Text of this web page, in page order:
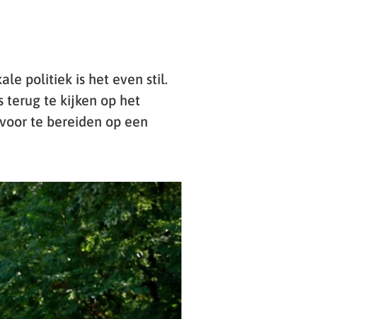
politiek is het even stil.
terug te kijken op het
te bereiden op een